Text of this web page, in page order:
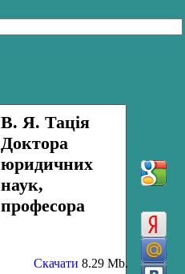
В. Я. Тація
Доктора
юридичних
наук,
професора
Скачати 8.29 Mb.